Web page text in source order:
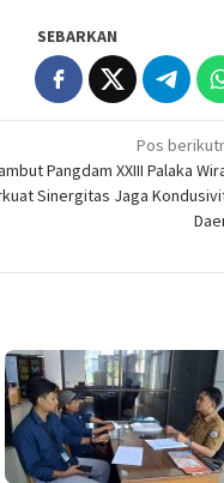
SEBARKAN
Pos
Pangdam XXIII Palaka
Sinergitas Jaga